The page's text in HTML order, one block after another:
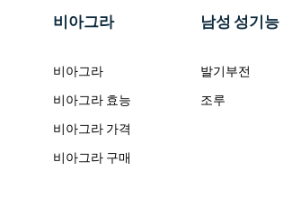
비아그라
비아그라
비아그라 효능
비아그라 가격
비아그라 구매
남성 성기능
발기부전
조루